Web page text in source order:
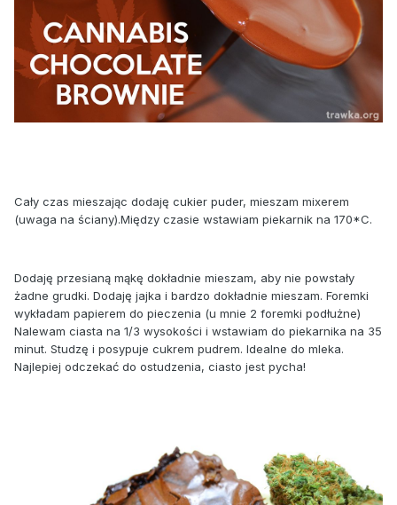
Cały czas mieszając dodaję cukier puder, mieszam mixerem
(uwaga na ściany).Między czasie wstawiam piekarnik na 170*C.
Dodaję przesianą mąkę dokładnie mieszam, aby nie powstały
żadne grudki. Dodaję jajka i bardzo dokładnie mieszam. Foremki
wykładam papierem do pieczenia (u mnie 2 foremki podłużne)
Nalewam ciasta na 1/3 wysokości i wstawiam do piekarnika na 35
minut. Studzę i posypuje cukrem pudrem. Idealne do mleka.
Najlepiej odczekać do ostudzenia, ciasto jest pycha!